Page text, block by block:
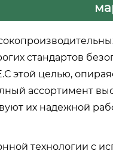
стандартов
этой целью,
ассортимент
их надежной
технологии с